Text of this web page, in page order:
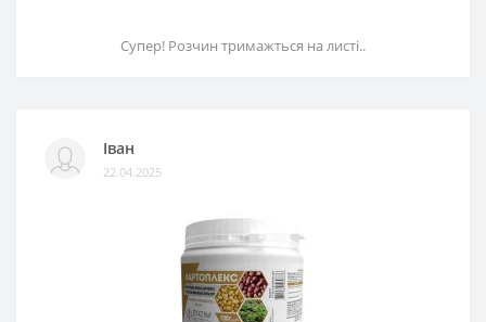
Супер! Розчин тримажться на листі..
Іван
22.04.2025